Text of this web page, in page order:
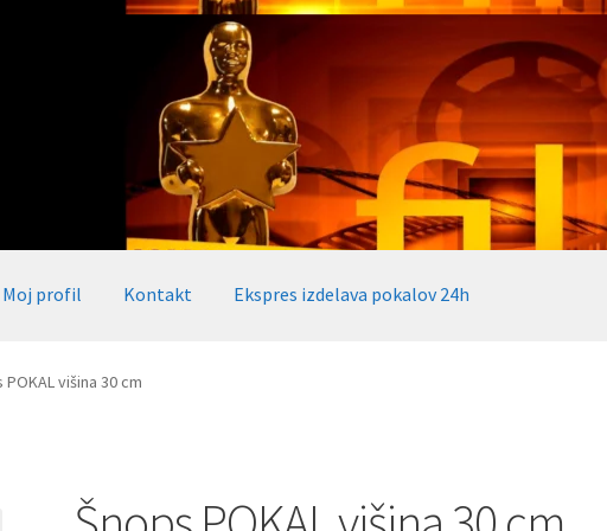
Moj profil Kontakt Ekspres izdelava pokalov 24h
24h Embed iList
Zaključek nakupa
POKAL višina 30 cm